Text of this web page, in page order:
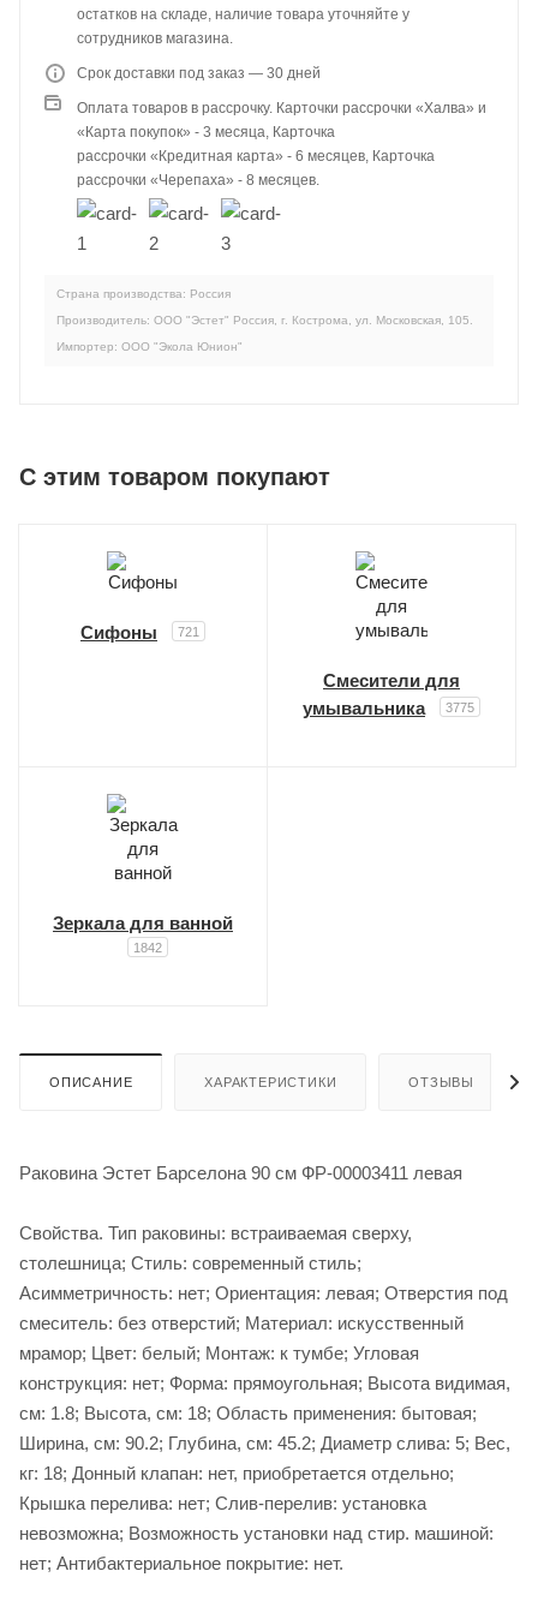
остатков на складе, наличие товара уточняйте у
сотрудников магазина.
Срок доставки под заказ — 30 дней
Оплата товаров в рассрочку. Карточки рассрочки «Халва» и
«Карта покупок» - 3 месяца, Карточка
рассрочки «Кредитная карта» - 6 месяцев, Карточка
рассрочки «Черепаха» - 8 месяцев.
Страна производства: Россия
Производитель: ООО "Эстет" Россия, г. Кострома, ул. Московская, 105.
Импортер: ООО "Экола Юнион"
C этим товаром покупают
Сифоны 721
Смесители для
умывальника
3775
Зеркала для ванной
1842
ОПИСАНИЕ ХАРАКТЕРИСТИКИ ОТЗЫВЫ
Раковина Эстет Барселона 90 см ФР-00003411 левая
Свойства. Тип раковины: встраиваемая сверху,
столешница; Стиль: современный стиль;
Асимметричность: нет; Ориентация: левая; Отверстия под
смеситель: без отверстий; Материал: искусственный
мрамор; Цвет: белый; Монтаж: к тумбе; Угловая
конструкция: нет; Форма: прямоугольная; Высота видимая,
см: 1.8; Высота, см: 18; Область применения: бытовая;
Ширина, см: 90.2; Глубина, см: 45.2; Диаметр слива: 5; Вес,
кг: 18; Донный клапан: нет, приобретается отдельно;
Крышка перелива: нет; Слив-перелив: установка
невозможна; Возможность установки над стир. машиной:
нет; Антибактериальное покрытие: нет.